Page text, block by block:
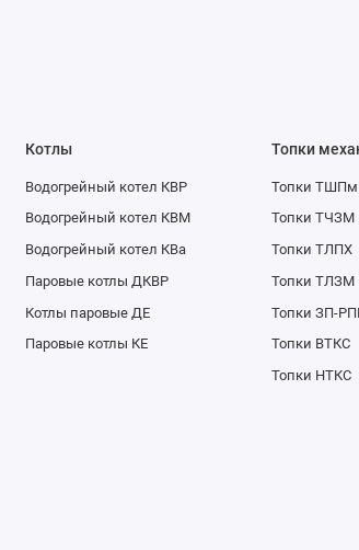
Котлы
Водогрейный котел КВР
Водогрейный котел КВМ
Водогрейный котел КВа
Паровые котлы ДКВР
Котлы паровые ДЕ
Паровые котлы КЕ
Топки
Топки ТШПм
Топки ТЧЗМ
Топки ТЛПХ
Топки ТЛЗМ
Топки ЗП-
Топки ВТКС
Топки НТКС